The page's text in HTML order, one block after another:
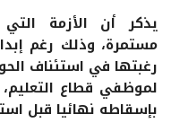
يذكر أن الأزمة
مستمرة، وذلك رغم
رغبتها في استئناف
لموظفي قطاع
بإسقاطه نهائيا قبل